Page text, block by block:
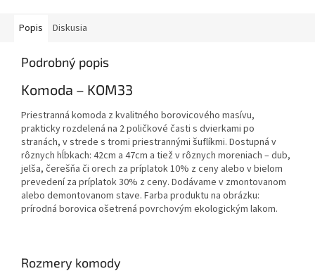
Popis Diskusia
Podrobný popis
Komoda – KOM33
Priestranná komoda z kvalitného borovicového masívu,
prakticky rozdelená na 2 poličkové časti s dvierkami po
stranách, v strede s tromi priestrannými šuflíkmi. Dostupná v
rôznych hĺbkach: 42cm a 47cm a tiež v rôznych moreniach – dub,
jelša, čerešňa či orech za príplatok 10% z ceny alebo v bielom
prevedení za príplatok 30% z ceny. Dodávame v zmontovanom
alebo demontovanom stave. Farba produktu na obrázku:
prírodná borovica ošetrená povrchovým ekologickým lakom.
Rozmery komody